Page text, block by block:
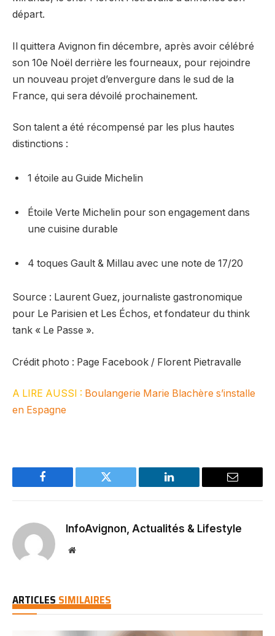
départ.
Il quittera Avignon fin décembre, après avoir célébré
son 10e Noël derrière les fourneaux, pour rejoindre
un nouveau projet d’envergure dans le sud de la
France, qui sera dévoilé prochainement.
Son talent a été récompensé par les plus hautes
distinctions :
1 étoile au Guide Michelin
Étoile Verte Michelin pour son engagement dans
une cuisine durable
4 toques Gault & Millau avec une note de 17/20
Source : Laurent Guez, journaliste gastronomique
pour Le Parisien et Les Échos, et fondateur du think
tank « Le Passe ».
Crédit photo : Page Facebook / Florent Pietravalle
A LIRE AUSSI : Boulangerie Marie Blachère s’installe
en Espagne
Facebook Twitter LinkedIn Email
InfoAvignon, Actualités & Lifestyle
Website
ARTICLES SIMILAIRES